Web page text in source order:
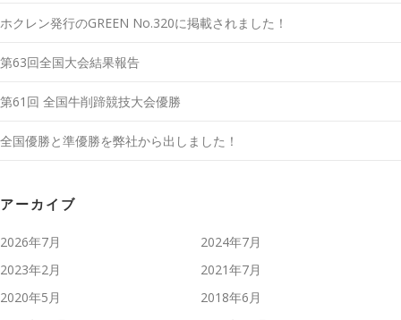
ホクレン発行のGREEN No.320に掲載されました！
第63回全国大会結果報告
第61回 全国牛削蹄競技大会優勝
全国優勝と準優勝を弊社から出しました！
アーカイブ
2026年7月
2024年7月
2023年2月
2021年7月
2020年5月
2018年6月